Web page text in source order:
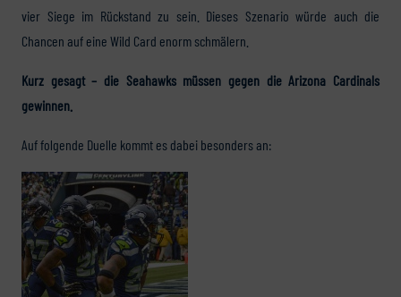
vier Siege im Rückstand zu sein. Dieses Szenario würde auch die
Chancen auf eine Wild Card enorm schmälern.
Kurz gesagt – die Seahawks müssen gegen die Arizona Cardinals
gewinnen.
Auf folgende Duelle kommt es dabei besonders an: